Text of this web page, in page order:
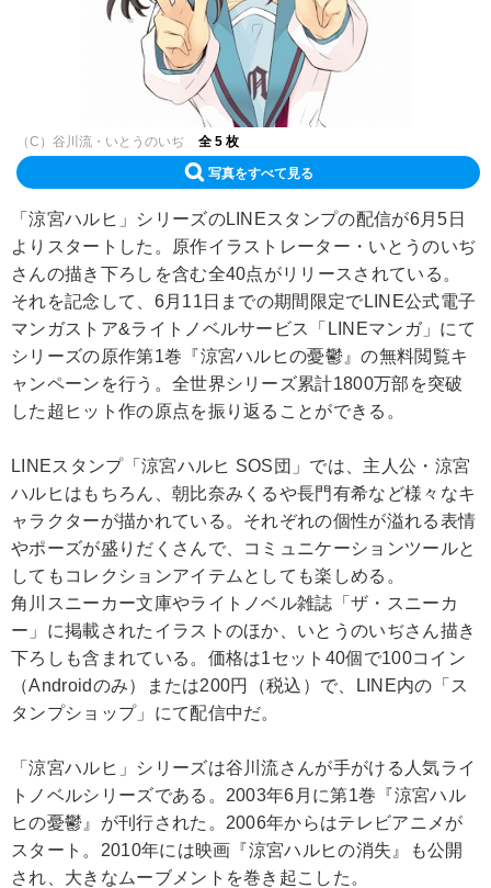
（C）谷川流・いとうのいぢ 全 5 枚
写真をすべて見る
「涼宮ハルヒ」シリーズのLINEスタンプの配信が6月5日
よりスタートした。原作イラストレーター・いとうのいぢ
さんの描き下ろしを含む全40点がリリースされている。
それを記念して、6月11日までの期間限定でLINE公式電子
マンガストア&ライトノベルサービス「LINEマンガ」にて
シリーズの原作第1巻『涼宮ハルヒの憂鬱』の無料閲覧キ
ャンペーンを行う。全世界シリーズ累計1800万部を突破
した超ヒット作の原点を振り返ることができる。
LINEスタンプ「涼宮ハルヒ SOS団」では、主人公・涼宮
ハルヒはもちろん、朝比奈みくるや長門有希など様々なキ
ャラクターが描かれている。それぞれの個性が溢れる表情
やポーズが盛りだくさんで、コミュニケーションツールと
してもコレクションアイテムとしても楽しめる。
角川スニーカー文庫やライトノベル雑誌「ザ・スニーカ
ー」に掲載されたイラストのほか、いとうのいぢさん描き
下ろしも含まれている。価格は1セット40個で100コイン
（Androidのみ）または200円（税込）で、LINE内の「ス
タンプショップ」にて配信中だ。
「涼宮ハルヒ」シリーズは谷川流さんが手がける人気ライ
トノベルシリーズである。2003年6月に第1巻『涼宮ハル
ヒの憂鬱』が刊行された。2006年からはテレビアニメが
スタート。2010年には映画『涼宮ハルヒの消失』も公開
され、大きなムーブメントを巻き起こした。